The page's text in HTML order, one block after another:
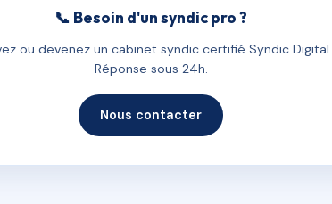
📞 Besoin d'un syndic pro ?
ou devenez un cabinet syndic certifié Syndic Digital.
Réponse sous 24h.
Nous contacter